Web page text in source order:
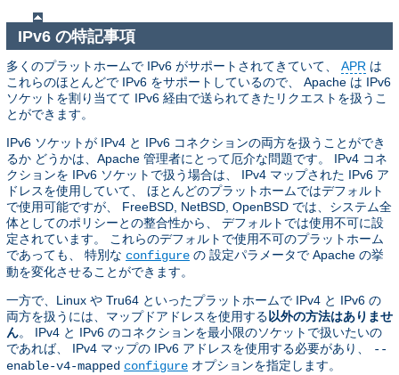
IPv6 の特記事項
多くのプラットホームで IPv6 がサポートされてきていて、 APR は
これらのほとんどで IPv6 をサポートしているので、 Apache は IPv6
ソケットを割り当てて IPv6 経由で送られてきたリクエストを扱うこ
とができます。
IPv6 ソケットが IPv4 と IPv6 コネクションの両方を扱うことができ
るか どうかは、Apache 管理者にとって厄介な問題です。 IPv4 コネ
クションを IPv6 ソケットで扱う場合は、 IPv4 マップされた IPv6 ア
ドレスを使用していて、 ほとんどのプラットホームではデフォルト
で使用可能ですが、 FreeBSD, NetBSD, OpenBSD では、システム全
体としてのポリシーとの整合性から、 デフォルトでは使用不可に設
定されています。 これらのデフォルトで使用不可のプラットホーム
であっても、 特別な configure の 設定パラメータで Apache の挙
動を変化させることができます。
一方で、Linux や Tru64 といったプラットホームで IPv4 と IPv6 の
両方を扱うには、マップドアドレスを使用する以外の方法はありませ
ん。 IPv4 と IPv6 のコネクションを最小限のソケットで扱いたいの
であれば、 IPv4 マップの IPv6 アドレスを使用する必要があり、
--
enable-v4-mapped configure オプションを指定します。